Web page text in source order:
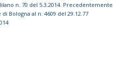
n. 70 del 5.3.2014. Precedentemente
Bologna al n. 4609 del 29.12.77